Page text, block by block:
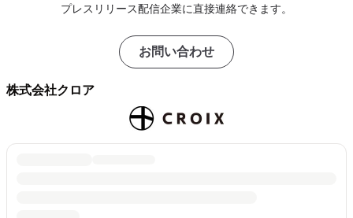
プレスリリース配信企業に直接連絡できます。
お問い合わせ
株式会社クロア